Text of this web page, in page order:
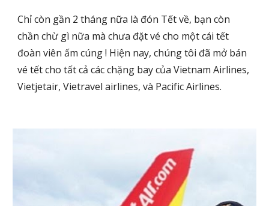
Chỉ còn gần 2 tháng nữa là đón Tết về, bạn còn
chần chừ gì nữa mà chưa đặt vé cho một cái tết
đoàn viên ấm cúng ! Hiện nay, chúng tôi đã mở bán
vé tết cho tất cả các chặng bay của Vietnam Airlines,
Vietjetair, Vietravel airlines, và Pacific Airlines.